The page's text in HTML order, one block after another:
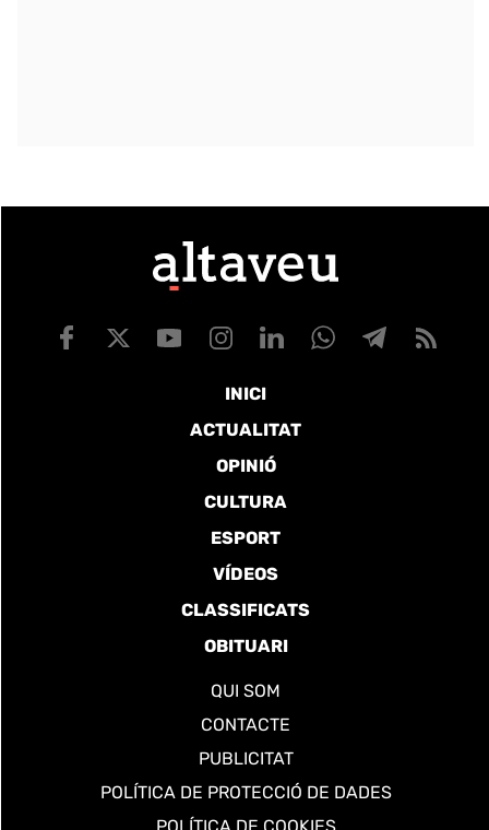
INICI
ACTUALITAT
OPINIÓ
CULTURA
ESPORT
VÍDEOS
CLASSIFICATS
OBITUARI
QUI SOM
CONTACTE
PUBLICITAT
POLÍTICA DE PROTECCIÓ DE DADES